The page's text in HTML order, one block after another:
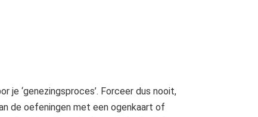
je ‘genezingsproces’. Forceer dus nooit,
de oefeningen met een ogenkaart of